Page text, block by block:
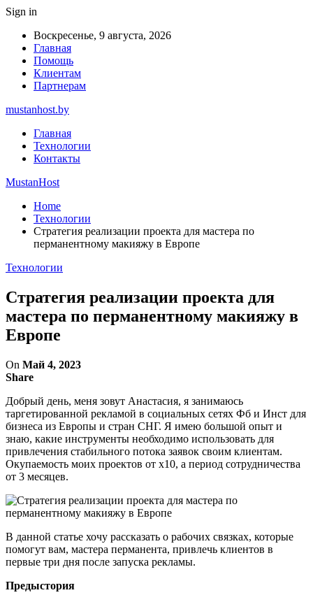
Sign in
Воскресенье, 9 августа, 2026
Главная
Помощь
Клиентам
Партнерам
mustanhost.by
Главная
Технологии
Контакты
MustanHost
Home
Технологии
Стратегия реализации проекта для мастера по
перманентному макияжу в Европе
Технологии
Стратегия реализации проекта для
мастера по перманентному макияжу в
Европе
On Май 4, 2023
Share
Добрый день, меня зовут Анастасия, я занимаюсь
таргетированной рекламой в социальных сетях Фб и Инст для
бизнеса из Европы и стран СНГ. Я имею большой опыт и
знаю, какие инструменты необходимо использовать для
привлечения стабильного потока заявок своим клиентам.
Окупаемость моих проектов от х10, а период сотрудничества
от 3 месяцев.
В данной статье хочу рассказать о рабочих связках, которые
помогут вам, мастера перманента, привлечь клиентов в
первые три дня после запуска рекламы.
Предыстория